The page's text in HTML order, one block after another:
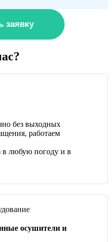
заявку
без выходных
работаем
в любую погоду и в
осушители и